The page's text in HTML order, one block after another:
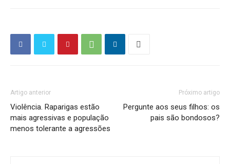
Artigo anterior
Violência. Raparigas estão
mais agressivas e população
menos tolerante a agressões
Próximo artigo
Pergunte aos seus filhos: os
pais são bondosos?